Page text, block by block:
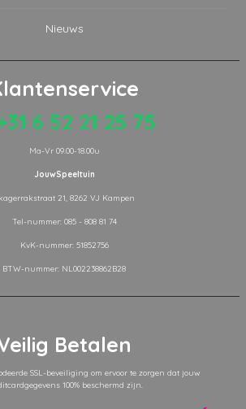
Nieuws
6 52 21 25 75
Ma-Vr 09.00-18.00u
JouwSpeeltuin
21, 8262 VJ Kampen
Tel-nummer: 085 - 808 81 74
KvK-nummer: 51852756
BTW-nummer: NL002238862B28
Betalen
SSL-beveiliging om ervoor te zorgen dat jouw
100% beschermd zijn.